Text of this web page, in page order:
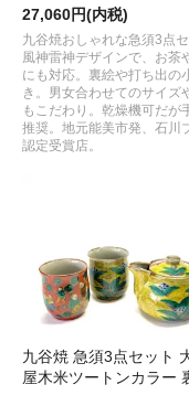
27,060円(内税)
九谷焼おしゃれな急須3点セ
風神雷神デザインで、お茶
にも対応。裏絵や打ち出の
き。男女合わせてのサイズ
もこだわり。乾燥機可だが
推奨。地元能美市発、石川
認定受賞店。
九谷焼 急須3点セット
屋木米ツートンカラー